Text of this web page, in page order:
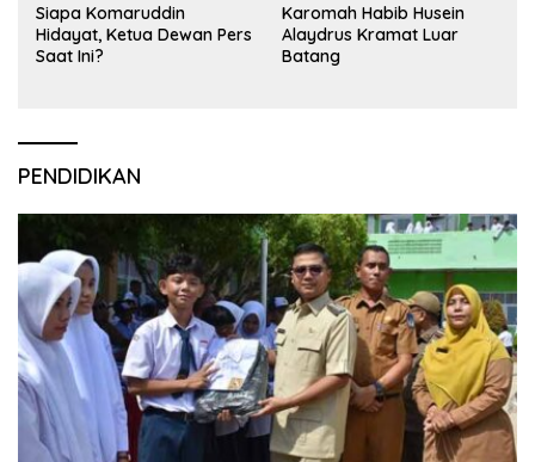
Siapa Komaruddin
Hidayat, Ketua Dewan Pers
Saat Ini?
Karomah Habib Husein
Alaydrus Kramat Luar
Batang
PENDIDIKAN